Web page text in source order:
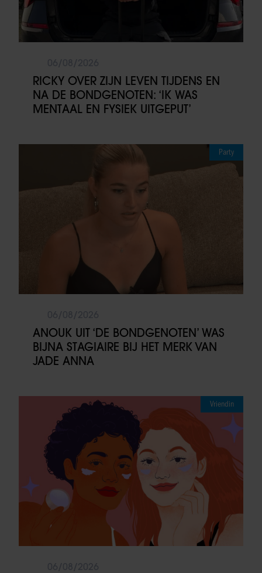
RICKY OVER ZIJN LEVEN TIJDENS EN
NA DE BONDGENOTEN: ‘IK WAS
MENTAAL EN FYSIEK UITGEPUT’
Party
ANOUK UIT ‘DE BONDGENOTEN’ WAS
BIJNA STAGIAIRE BIJ HET MERK VAN
JADE ANNA
Vriendin